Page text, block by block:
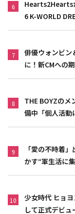
6
Hearts2Hearts
6 K-WORLD
7
俳優ウォンビン
に！新CMへの
8
THE BOYZのメ
備中「個人活動
9
「愛の不時着
かす“軍生活に
10
少女時代 ヒョ
して正式デビ